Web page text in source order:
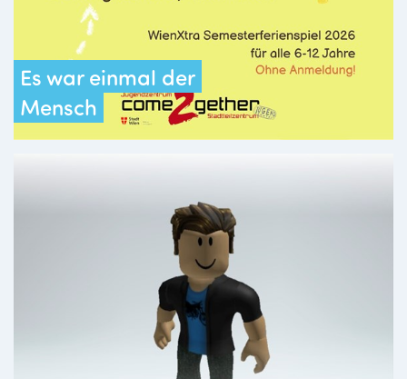
Es war einmal der
Mensch